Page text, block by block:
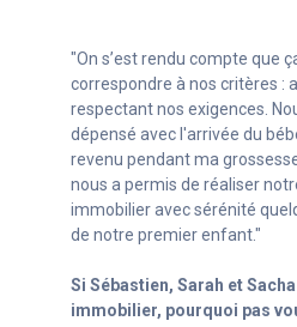
"Avec mon statut
c’était compliqué de trouver
conseillers de la société de
pas eu à repousser mon
avoir mon chez moi, sans
entreprise en croissance !"
Si Ghislain a obtenu un